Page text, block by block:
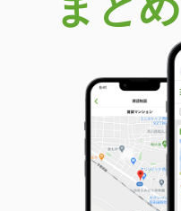
価 格
間取り
山口県下関市吉見里町２
価 格
住 所
山
専有面積